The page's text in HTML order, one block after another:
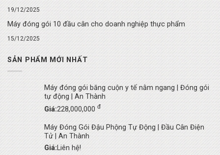
19/12/2025
Máy đóng gói 10 đầu cân cho doanh nghiệp thực phẩm
15/12/2025
SẢN PHẨM MỚI NHẤT
Máy đóng gói băng cuộn y tế nằm ngang | Đóng gói
tự động | An Thành
Giá:228,000,000 đ
Máy Đóng Gói Đậu Phộng Tự Động | Đầu Cân Điện
Tử | An Thành
Giá:Liên hệ!